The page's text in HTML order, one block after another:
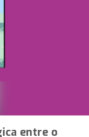
entre o